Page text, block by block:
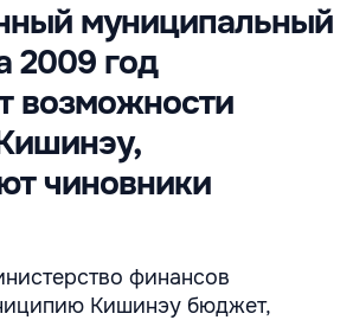
муниципальный
2009 год
возможности
чиновники
финансов
Кишинэу бюджет,